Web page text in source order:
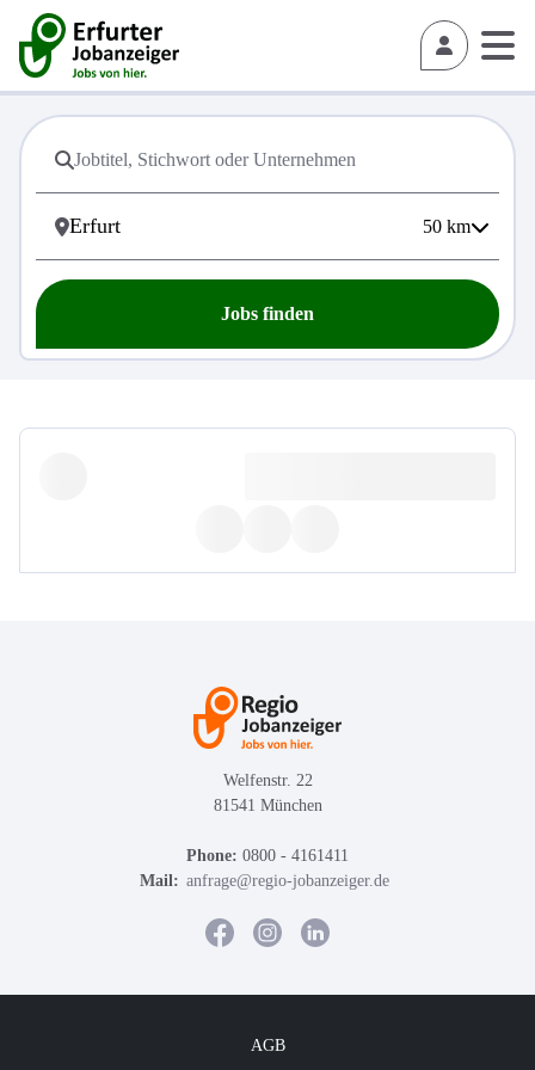
50 km
Jobs finden
Welfenstr. 22
81541 München
Phone: 0800 - 4161411
Mail: anfrage@regio-jobanzeiger.de
AGB